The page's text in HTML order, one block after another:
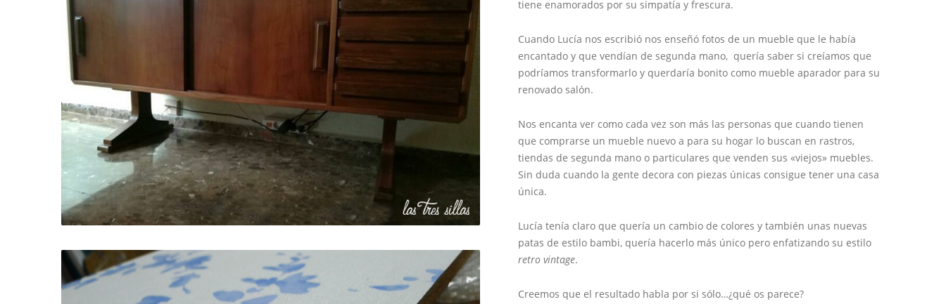
tiene enamorados por su simpatía y frescura.
Cuando Lucía nos escribió nos enseñó fotos de un mueble que le había
encantado y que vendían de segunda mano, quería saber si creíamos que
podríamos transformarlo y querdaría bonito como mueble aparador para su
renovado salón.
Nos encanta ver como cada vez son más las personas que cuando tienen
que comprarse un mueble nuevo a para su hogar lo buscan en rastros,
tiendas de segunda mano o particulares que venden sus «viejos» muebles.
Sin duda cuando la gente decora con piezas únicas consigue tener una casa
única.
Lucía tenía claro que quería un cambio de colores y también unas nuevas
patas de estilo bambi, quería hacerlo más único pero enfatizando su estilo
retro vintage.
Creemos que el resultado habla por si sólo…¿qué os parece?